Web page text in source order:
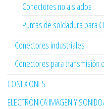
Conectores no aislados
Puntas de soldadura para CI
Conectores industriales
Conectores para transmisión
CONEXIONES
ELECTRÓNICA:IMAGEN Y